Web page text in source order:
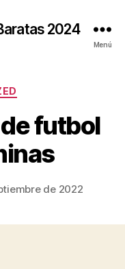
2024
Menú
futbol
de 2022